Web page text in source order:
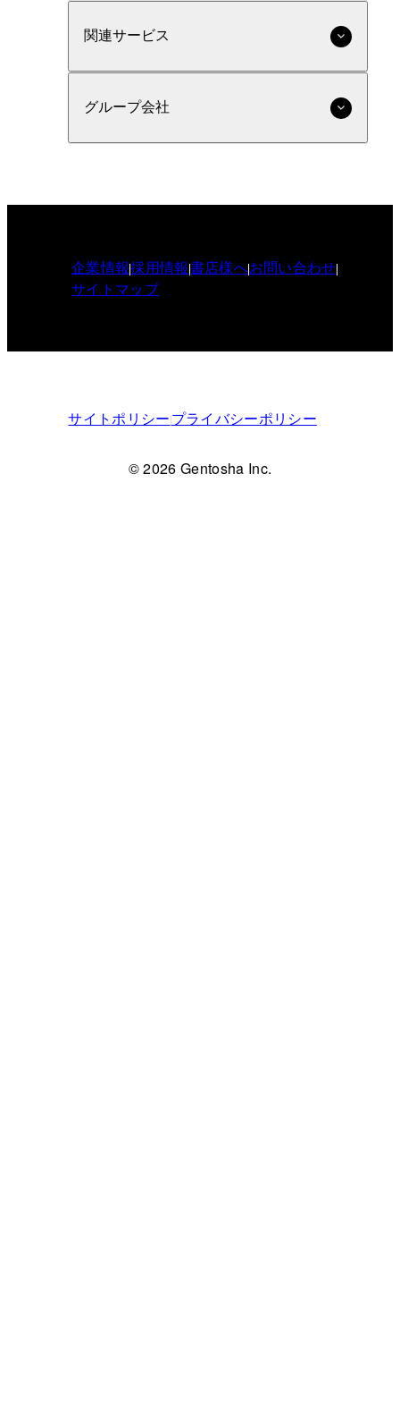
関連サービス
グループ会社
企業情報採用情報書店様へお問い合わせ
サイトマップ
サイトポリシープライバシーポリシー
© 2026 Gentosha Inc.